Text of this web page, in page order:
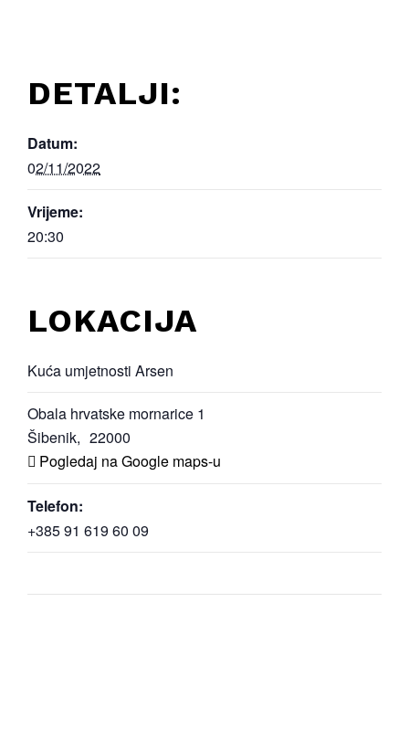
DETALJI:
Datum:
02/11/2022
Vrijeme:
20:30
LOKACIJA
Kuća umjetnosti Arsen
Obala hrvatske mornarice 1
Šibenik, 22000
Pogledaj na Google maps-u
Telefon:
+385 91 619 60 09